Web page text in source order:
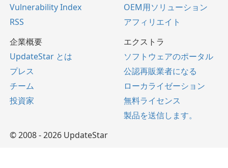
Vulnerability Index
RSS
OEM用ソリューション
アフィリエイト
企業概要
UpdateStar とは
プレス
チーム
投資家
エクストラ
ソフトウェアのポータル
公認再販業者になる
ローカライゼーション
無料ライセンス
製品を送信します。
© 2008 - 2026 UpdateStar